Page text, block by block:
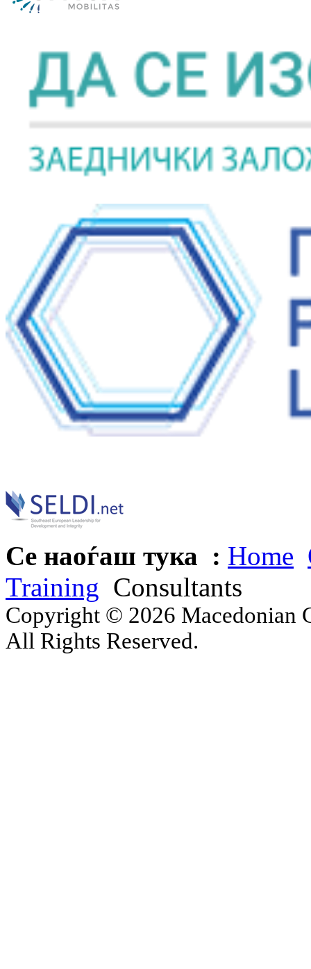
Се наоѓаш тука : Home
Training Consultants
Copyright © 2026 Macedonian
All Rights Reserved.